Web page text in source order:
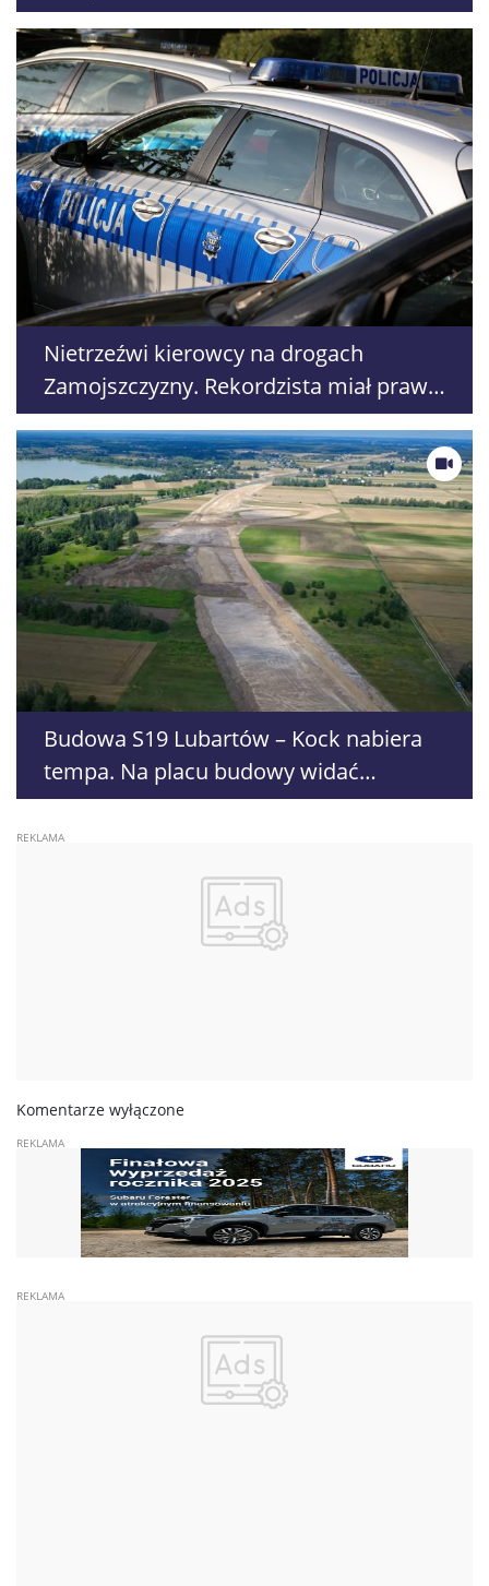
mieszkania społeczne
Nietrzeźwi kierowcy na drogach
Zamojszczyzny. Rekordzista miał prawie
2,5 promila
Budowa S19 Lubartów – Kock nabiera
tempa. Na placu budowy widać
pierwsze efekty prac
Komentarze wyłączone